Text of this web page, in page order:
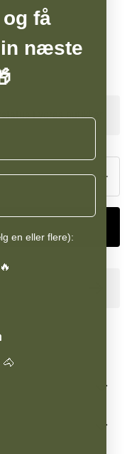
i vores butikker
få
næste
en eller flere):